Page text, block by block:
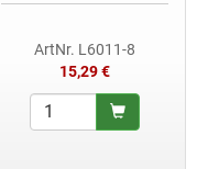
ArtNr. L6011-8
15,29 €